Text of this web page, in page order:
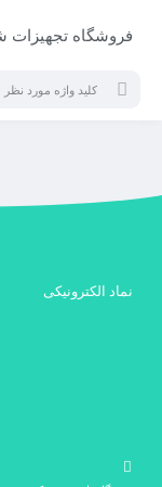
فروشگاه تجهیزات
نماد الکترونیکی